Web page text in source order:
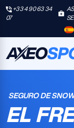
+33 4 90 63 34
07
SEGURO DE
EL